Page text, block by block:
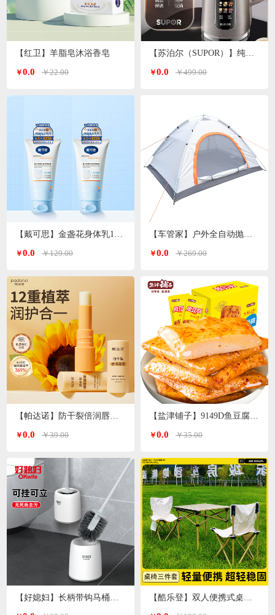
【红卫】羊脂皂沐浴香皂
￥0.0 ￥22.00
【戴可思】金盏花身体乳150ml*2支
￥0.0 ￥129.00
【帕达诺】防干裂倍润唇膏3g/支*2支
￥0.0 ￥39.00
￥0.0 ￥499.00
【车管家】户外全自动抛帐帐篷GJ-2203
￥0.0 ￥269.00
【盐津铺子】9149D鱼豆腐原味360g
￥0.0 ￥35.00